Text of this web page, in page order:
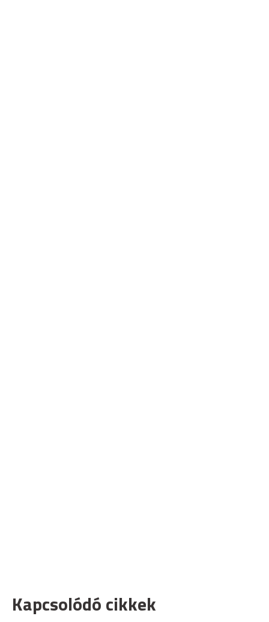
Kapcsolódó cikkek